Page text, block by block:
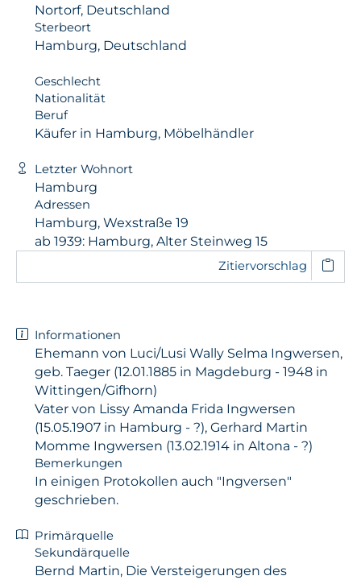
Nortorf, Deutschland
Sterbeort
Hamburg, Deutschland
Geschlecht
Nationalität
Beruf
Käufer in Hamburg, Möbelhändler
Letzter Wohnort
Hamburg
Adressen
Hamburg, Wexstraße 19
ab 1939: Hamburg, Alter Steinweg 15
Zitiervorschlag
Informationen
Ehemann von Luci/Lusi Wally Selma Ingwersen,
geb. Taeger (12.01.1885 in Magdeburg - 1948 in
Wittingen/Gifhorn)
Vater von Lissy Amanda Frida Ingwersen
(15.05.1907 in Hamburg - ?), Gerhard Martin
Momme Ingwersen (13.02.1914 in Altona - ?)
Bemerkungen
In einigen Protokollen auch "Ingversen"
geschrieben.
Primärquelle
Sekundärquelle
Bernd Martin, Die Versteigerungen des